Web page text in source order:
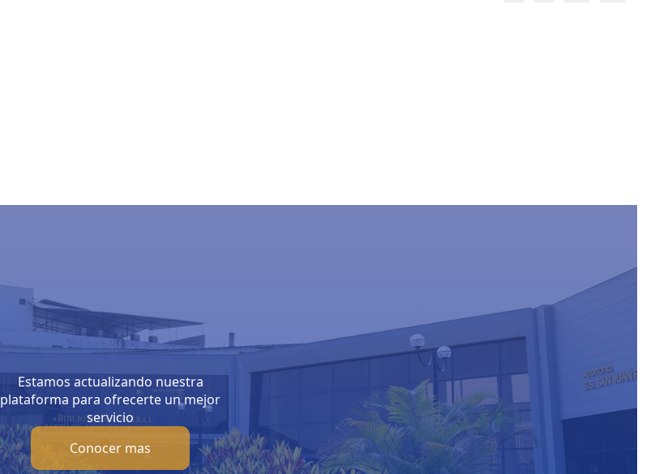
Estamos actualizando nuestra
plataforma para ofrecerte un mejor
servicio
Conocer mas